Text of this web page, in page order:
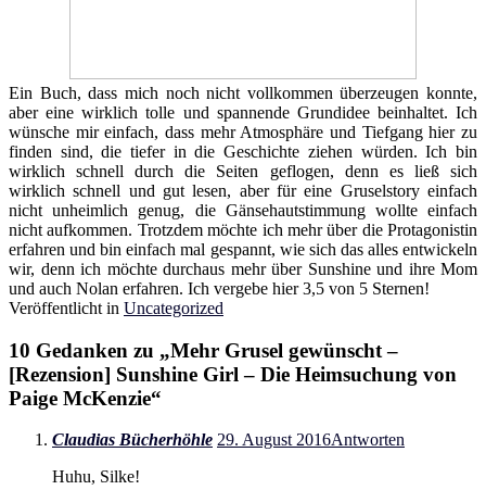
Ein Buch, dass mich noch nicht vollkommen überzeugen konnte,
aber eine wirklich tolle und spannende Grundidee beinhaltet. Ich
wünsche mir einfach, dass mehr Atmosphäre und Tiefgang hier zu
finden sind, die tiefer in die Geschichte ziehen würden. Ich bin
wirklich schnell durch die Seiten geflogen, denn es ließ sich
wirklich schnell und gut lesen, aber für eine Gruselstory einfach
nicht unheimlich genug, die Gänsehautstimmung wollte einfach
nicht aufkommen. Trotzdem möchte ich mehr über die Protagonistin
erfahren und bin einfach mal gespannt, wie sich das alles entwickeln
wir, denn ich möchte durchaus mehr über Sunshine und ihre Mom
und auch Nolan erfahren. Ich vergebe hier 3,5 von 5 Sternen!
Veröffentlicht in Uncategorized
10 Gedanken zu „Mehr Grusel gewünscht –
[Rezension] Sunshine Girl – Die Heimsuchung von
Paige McKenzie“
Claudias Bücherhöhle 29. August 2016Antworten
Huhu, Silke!